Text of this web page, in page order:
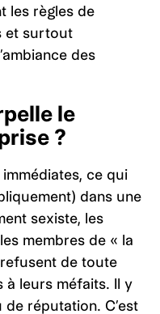
les règles de
et surtout
des
le
?
ce qui
dans une
sexiste, les
membres de « la
de toute
à leurs méfaits. Il y
réputation. C’est